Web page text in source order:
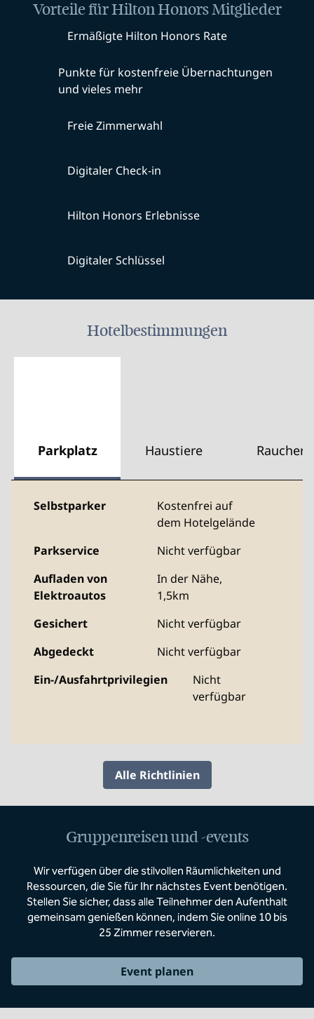
Vorteile für Hilton Honors Mitglieder
Ermäßigte Hilton Honors Rate
Punkte für kostenfreie Übernachtungen
und vieles mehr
Freie Zimmerwahl
Digitaler Check-in
Hilton Honors Erlebnisse
Digitaler Schlüssel
Hotelbestimmungen
Parkplatz Haustiere Raucher
Selbstparker
Kostenfrei auf
dem Hotelgelände
Parkservice
Nicht verfügbar
Aufladen von
Elektroautos
In der Nähe,
1,5km
Gesichert
Nicht verfügbar
Abgedeckt
Nicht verfügbar
Ein-/Ausfahrtprivilegien
Nicht
verfügbar
Alle Richtlinien
Gruppenreisen und -events
Wir verfügen über die stilvollen Räumlichkeiten und
Ressourcen, die Sie für Ihr nächstes Event benötigen.
Stellen Sie sicher, dass alle Teilnehmer den Aufenthalt
gemeinsam genießen können, indem Sie online 10 bis
25 Zimmer reservieren.
Event planen